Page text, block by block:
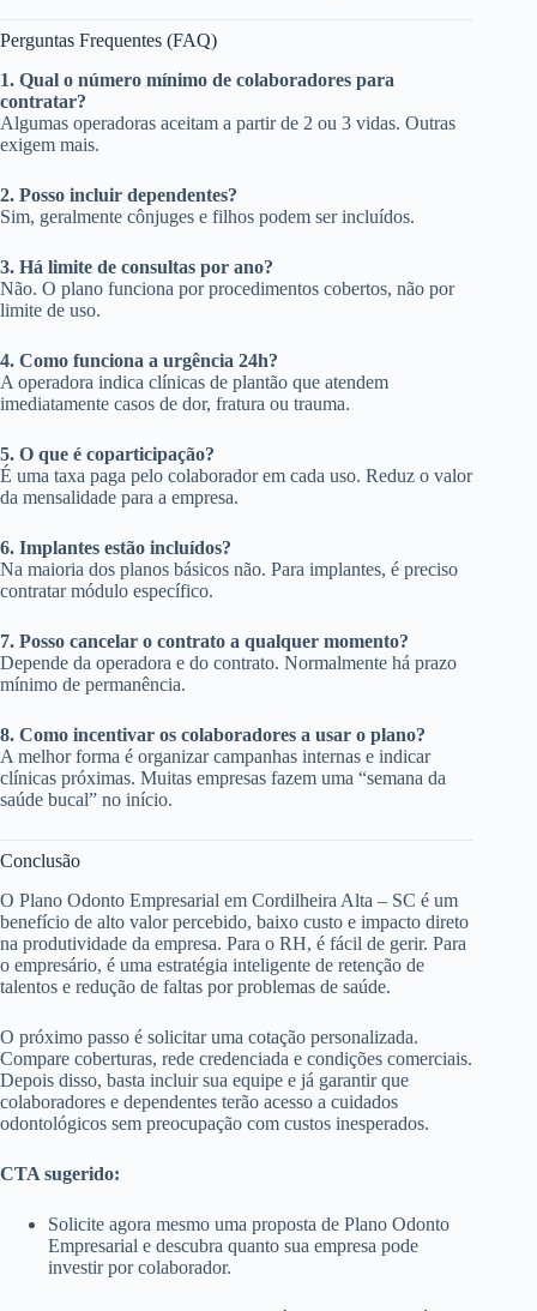
Perguntas Frequentes (FAQ)
1. Qual o número mínimo de colaboradores para
contratar?
Algumas operadoras aceitam a partir de 2 ou 3 vidas. Outras
exigem mais.
2. Posso incluir dependentes?
Sim, geralmente cônjuges e filhos podem ser incluídos.
3. Há limite de consultas por ano?
Não. O plano funciona por procedimentos cobertos, não por
limite de uso.
4. Como funciona a urgência 24h?
A operadora indica clínicas de plantão que atendem
imediatamente casos de dor, fratura ou trauma.
5. O que é coparticipação?
É uma taxa paga pelo colaborador em cada uso. Reduz o valor
da mensalidade para a empresa.
6. Implantes estão incluídos?
Na maioria dos planos básicos não. Para implantes, é preciso
contratar módulo específico.
7. Posso cancelar o contrato a qualquer momento?
Depende da operadora e do contrato. Normalmente há prazo
mínimo de permanência.
8. Como incentivar os colaboradores a usar o plano?
A melhor forma é organizar campanhas internas e indicar
clínicas próximas. Muitas empresas fazem uma “semana da
saúde bucal” no início.
Conclusão
O Plano Odonto Empresarial em Cordilheira Alta – SC é um
benefício de alto valor percebido, baixo custo e impacto direto
na produtividade da empresa. Para o RH, é fácil de gerir. Para
o empresário, é uma estratégia inteligente de retenção de
talentos e redução de faltas por problemas de saúde.
O próximo passo é solicitar uma cotação personalizada.
Compare coberturas, rede credenciada e condições comerciais.
Depois disso, basta incluir sua equipe e já garantir que
colaboradores e dependentes terão acesso a cuidados
odontológicos sem preocupação com custos inesperados.
CTA sugerido:
Solicite agora mesmo uma proposta de Plano Odonto
Empresarial e descubra quanto sua empresa pode
investir por colaborador.